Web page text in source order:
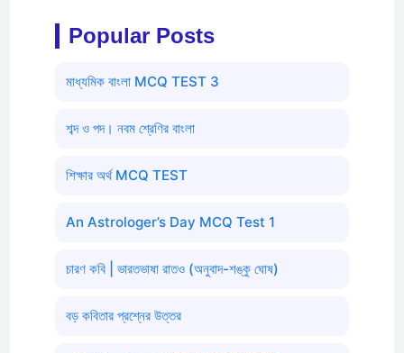
Popular Posts
মাধ্যমিক বাংলা MCQ TEST 3
শব্দ ও পদ। নবম শ্রেণির বাংলা
শিক্ষার অর্থ MCQ TEST
An Astrologer’s Day MCQ Test 1
চারণ কবি | ভারতভাষা রাতও (অনুবাদ-শঙ্কু ঘোষ)
বড় কবিতার প্রশ্নের উত্তর